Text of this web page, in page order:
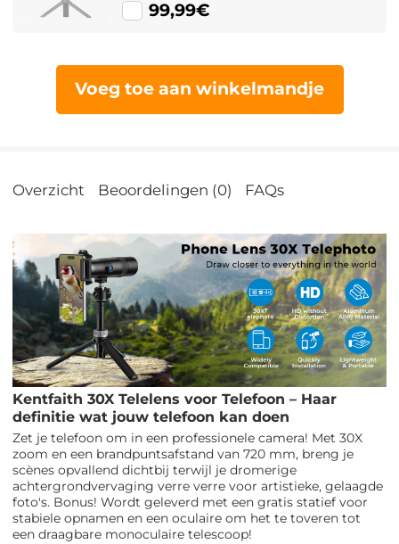
99,99€
Voeg toe aan winkelmandje
Overzicht Beoordelingen (0) FAQs
Kentfaith 30X Telelens voor Telefoon – Haar
definitie wat jouw telefoon kan doen
Zet je telefoon om in een professionele camera! Met 30X
zoom en een brandpuntsafstand van 720 mm, breng je
scènes opvallend dichtbij terwijl je dromerige
achtergrondvervaging verre verre voor artistieke, gelaagde
foto's. Bonus! Wordt geleverd met een gratis statief voor
stabiele opnamen en een oculaire om het te toveren tot
een draagbare monoculaire telescoop!